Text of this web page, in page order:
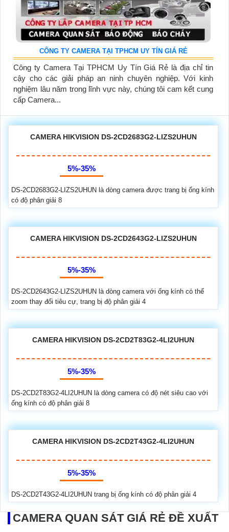
CÔNG TY CAMERA TẠI TPHCM UY TÍN GIÁ RẺ
Công ty Camera Tại TPHCM Uy Tín Giá Rẻ là địa chỉ tin
cậy cho các giải pháp an ninh chuyên nghiệp. Với kinh
nghiệm lâu năm trong lĩnh vực này, chúng tôi cam kết cung
cấp Camera...
CAMERA HIKVISION DS-2CD2683G2-LIZS2UHUN
5%-35%
DS-2CD2683G2-LIZS2UHUN là dòng camera được trang bị ống kính
có độ phân giải 8
CAMERA HIKVISION DS-2CD2643G2-LIZS2UHUN
5%-35%
DS-2CD2643G2-LIZS2UHUN là dòng camera với ống kính có thể
zoom thay đổi tiêu cự, trang bị độ phân giải 4
CAMERA HIKVISION DS-2CD2T83G2-4LI2UHUN
5%-35%
DS-2CD2T83G2-4LI2UHUN là dòng camera có độ nét siêu cao với
ống kính có độ phân giải 8
CAMERA HIKVISION DS-2CD2T43G2-4LI2UHUN
5%-35%
DS-2CD2T43G2-4LI2UHUN trang bị ống kính có độ phân giải 4
CAMERA QUAN SÁT GIÁ RẺ ĐỀ XUẤT